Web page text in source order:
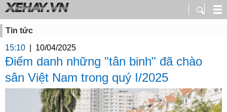
Tin tức
15:10
10/04/2025
Điểm danh những "tân binh" đã chào
sân Việt Nam trong quý I/2025